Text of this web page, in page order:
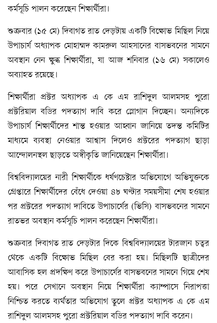
কর্মসূচি পালন করেছেন শিক্ষার্থীরা।
শুক্রবার (১৫ মে) দিবাগত রাত দেড়টায় একটি বিক্ষোভ মিছিল নিয়ে
উপাচার্য অধ্যাপক মোহাম্মদ কামরুল আহসানের বাসভবনের সামনে
অবস্থান নেন ক্ষুব্ধ শিক্ষার্থীরা, যা আজ শনিবার (১৬ মে) সকালেও
অব্যাহত রয়েছে।
শিক্ষার্থীরা প্রক্টর অধ্যাপক এ কে এম রাশিদুল আলমসহ পুরো
প্রক্টরিয়াল বডির পদত্যাগ দাবি করে স্লোগান দিচ্ছেন। অন্যদিকে
উপাচার্য শিক্ষার্থীদের শান্ত হওয়ার আহ্বান জানিয়ে তদন্ত কমিটির
মাধ্যমে ব্যবস্থা নেওয়ার আশ্বাস দিলেও প্রক্টরের পদত্যাগ ছাড়া
আন্দোলনস্থল ছাড়তে অস্বীকৃতি জানিয়েছেন শিক্ষার্থীরা।
বিশ্ববিদ্যালয়ের নারী শিক্ষার্থীকে ধর্ষণচেষ্টার অভিযোগে অভিযুক্তকে
গ্রেপ্তারে শিক্ষার্থীদের বেঁধে দেওয়া ৪৮ ঘণ্টার সময়সীমা শেষ হওয়ার
পর প্রক্টরের পদত্যাগ দাবিতে উপাচার্যের (ভিসি) বাসভবনের সামনে
রাতভর অবস্থান কর্মসূচি পালন করেছেন শিক্ষার্থীরা।
শুক্রবার দিবাগত রাত দেড়টার দিকে বিশ্ববিদ্যালয়ের টারজান চত্বর
থেকে একটি বিক্ষোভ মিছিল বের করা হয়। মিছিলটি ছাত্রীদের
আবাসিক হল প্রদক্ষিণ করে উপাচার্যের বাসভবনের সামনে গিয়ে শেষ
হয়। পরে সেখানে অবস্থান নিয়ে শিক্ষার্থীরা ক্যাম্পাসে নিরাপত্তা
নিশ্চিত করতে ব্যর্থতার অভিযোগ তুলে প্রক্টর অধ্যাপক এ কে এম
রাশিদুল আলমসহ পুরো প্রক্টরিয়াল বডির পদত্যাগ দাবি করেন।